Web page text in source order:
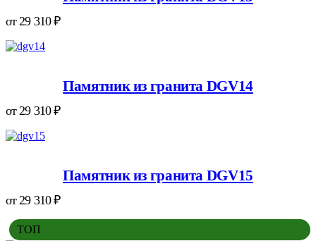
от 29 310₽
Памятник из гранита DGV14
от 29 310₽
Памятник из гранита DGV15
от 29 310₽
ТОП